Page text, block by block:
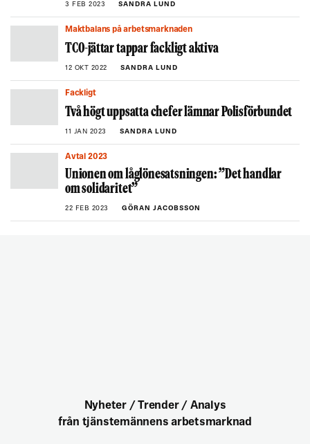
3 FEB 2023 SANDRA LUND
Maktbalans på arbetsmarknaden
TCO-jättar tappar fackligt aktiva
12 OKT 2022 SANDRA LUND
Fackligt
Två högt uppsatta chefer lämnar Polisförbundet
11 JAN 2023 SANDRA LUND
Avtal 2023
Unionen om låglönesatsningen: ”Det handlar
om solidaritet”
22 FEB 2023 GÖRAN JACOBSSON
Nyheter / Trender / Analys
från tjänstemännens arbetsmarknad